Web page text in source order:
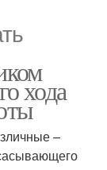
хода
–